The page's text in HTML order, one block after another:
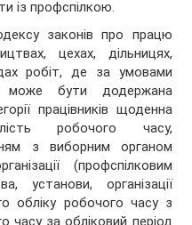
із профспілкою.
законів про працю
цехах, дільницях,
робіт, де за умовами
може бути додержана
працівників щоденна
робочого часу,
з виборним органом
(профспілковим
установи, організації
обліку робочого часу з
часу за обліковий період